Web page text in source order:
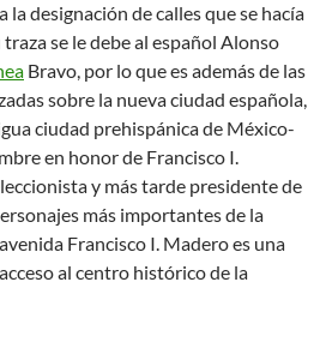
la designación de calles que se hacía
se le debe al español Alonso
Bravo, por lo que es además de las
sobre la nueva ciudad española,
ciudad prehispánica de México-
en honor de Francisco I.
y más tarde presidente de
más importantes de la
Francisco I. Madero es una
al centro histórico de la